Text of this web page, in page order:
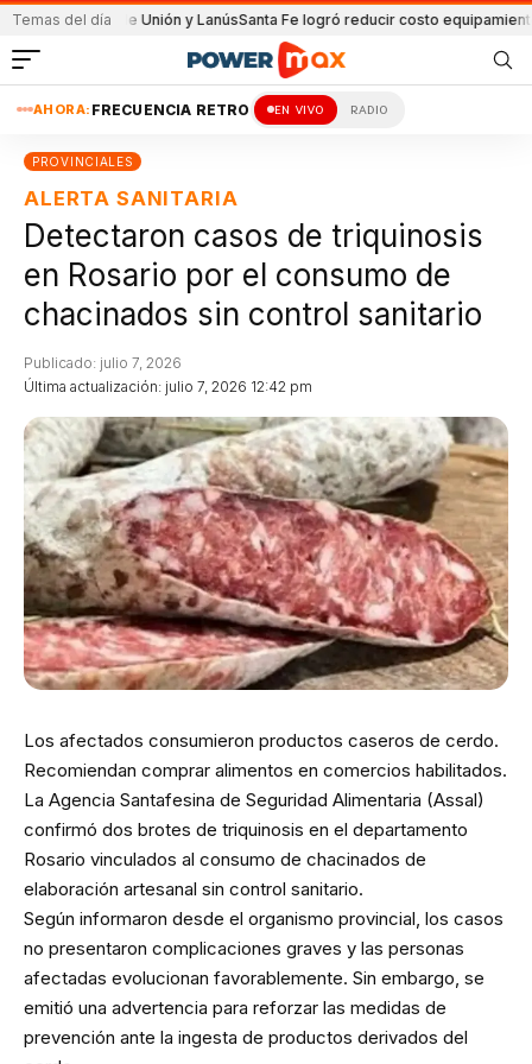
Temas del día
de Unión y LanúsSanta Fe logró reducir costo equipamiento
AHORA: FRECUENCIA RETRO EN VIVO RADIO
PROVINCIALES
ALERTA SANITARIA
Detectaron casos de triquinosis
en Rosario por el consumo de
chacinados sin control sanitario
Última actualización: julio 7, 2026 12:42 pm
Publicado: julio 7, 2026
Los afectados consumieron productos caseros de cerdo.
Recomiendan comprar alimentos en comercios habilitados.
La Agencia Santafesina de Seguridad Alimentaria (Assal)
confirmó dos brotes de triquinosis en el departamento
Rosario vinculados al consumo de chacinados de
elaboración artesanal sin control sanitario.
Según informaron desde el organismo provincial, los casos
no presentaron complicaciones graves y las personas
afectadas evolucionan favorablemente. Sin embargo, se
emitió una advertencia para reforzar las medidas de
prevención ante la ingesta de productos derivados del